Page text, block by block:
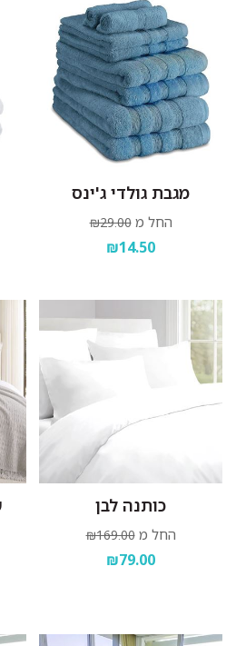
מגבת גולדי ג'ינס
החל מ ₪29.00
₪14.50
כותנה לבן
החל מ ₪169.00
₪79.00